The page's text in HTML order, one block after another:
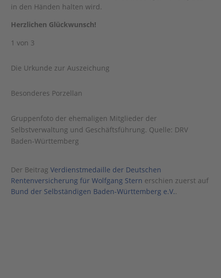
in den Händen halten wird.
Herzlichen Glückwunsch!
1 von 3
Die Urkunde zur Auszeichung
Besonderes Porzellan
Gruppenfoto der ehemaligen Mitglieder der
Selbstverwaltung und Geschäftsführung. Quelle: DRV
Baden-Württemberg
Der BeitragVerdienstmedaille der Deutschen
Rentenversicherung für Wolfgang Stern erschien zuerst auf
Bund der Selbständigen Baden-Württemberg e.V..